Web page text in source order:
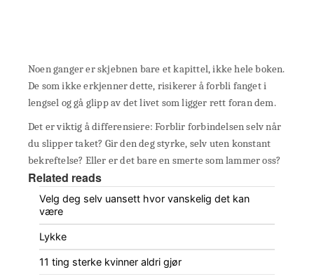
Noen ganger er skjebnen bare et kapittel, ikke hele boken.
De som ikke erkjenner dette, risikerer å forbli fanget i
lengsel og gå glipp av det livet som ligger rett foran dem.
Det er viktig å differensiere: Forblir forbindelsen selv når
du slipper taket? Gir den deg styrke, selv uten konstant
bekreftelse? Eller er det bare en smerte som lammer oss?
Related reads
Velg deg selv uansett hvor vanskelig det kan
være
Lykke
11 ting sterke kvinner aldri gjør